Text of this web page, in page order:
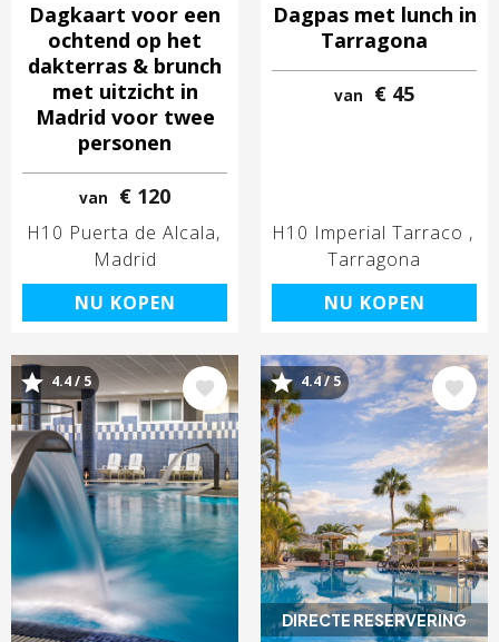
Dagkaart voor een
ochtend op het
dakterras & brunch
met uitzicht in
Madrid voor twee
personen
van € 120
H10 Puerta de Alcala
Madrid
NU KOPEN
Dagpas met lunch in
Tarragona
van € 45
H10 Imperial Tarraco
Tarragona
NU KOPEN
Afbeelding
4.4 / 5
DIRECTE RESERVERING
Afbeelding
4.4 / 5